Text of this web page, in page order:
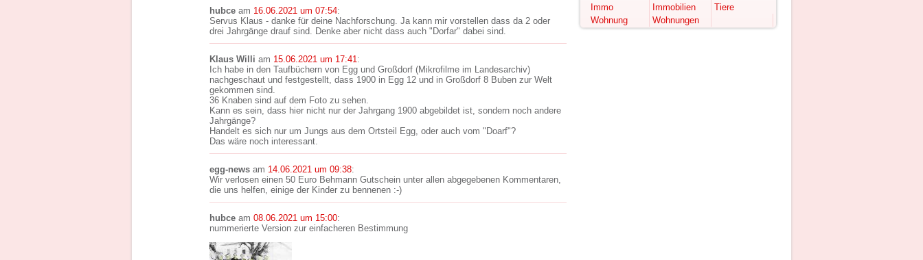
hubce am 16.06.2021 um 07:54:
Servus Klaus - danke für deine Nachforschung. Ja kann mir vorstellen dass da 2 oder
drei Jahrgänge drauf sind. Denke aber nicht dass auch "Dorfar" dabei sind.
Klaus Willi am 15.06.2021 um 17:41:
Ich habe in den Taufbüchern von Egg und Großdorf (Mikrofilme im Landesarchiv)
nachgeschaut und festgestellt, dass 1900 in Egg 12 und in Großdorf 8 Buben zur Welt
gekommen sind.
36 Knaben sind auf dem Foto zu sehen.
Kann es sein, dass hier nicht nur der Jahrgang 1900 abgebildet ist, sondern noch andere
Jahrgänge?
Handelt es sich nur um Jungs aus dem Ortsteil Egg, oder auch vom "Doarf"?
Das wäre noch interessant.
egg-news am 14.06.2021 um 09:38:
Wir verlosen einen 50 Euro Behmann Gutschein unter allen abgegebenen Kommentaren,
die uns helfen, einige der Kinder zu bennenen :-)
hubce am 08.06.2021 um 15:00:
nummerierte Version zur einfacheren Bestimmung
Immo
Immobilien
Tiere
Wohnung
Wohnungen